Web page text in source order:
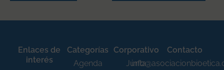
Enlaces de
interés
Categorías
Agenda
Corporativo
Junta
Contacto